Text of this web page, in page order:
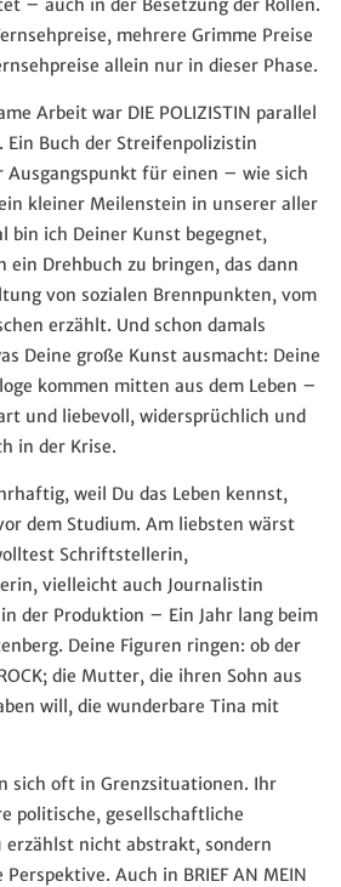
– auch in der Besetzung der Rollen.
mehrere Grimme Preise
allein nur in dieser Phase.
Arbeit war DIE POLIZISTIN parallel
Ein Buch der Streifenpolizistin
Ausgangspunkt für einen – wie sich
kleiner Meilenstein in unserer aller
bin ich Deiner Kunst begegnet,
ein Drehbuch zu bringen, das dann
von sozialen Brennpunkten, vom
erzählt. Und schon damals
Deine große Kunst ausmacht: Deine
kommen mitten aus dem Leben –
und liebevoll, widersprüchlich und
in der Krise.
weil Du das Leben kennst,
dem Studium. Am liebsten wärst
Schriftstellerin,
vielleicht auch Journalistin
der Produktion – Ein Jahr lang beim
Deine Figuren ringen: ob der
die Mutter, die ihren Sohn aus
will, die wunderbare Tina mit
sich oft in Grenzsituationen. Ihr
politische, gesellschaftliche
erzählst nicht abstrakt, sondern
Auch in BRIEF AN MEIN